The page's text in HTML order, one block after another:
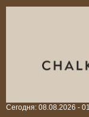
Сегодня: 08.08.2026 -